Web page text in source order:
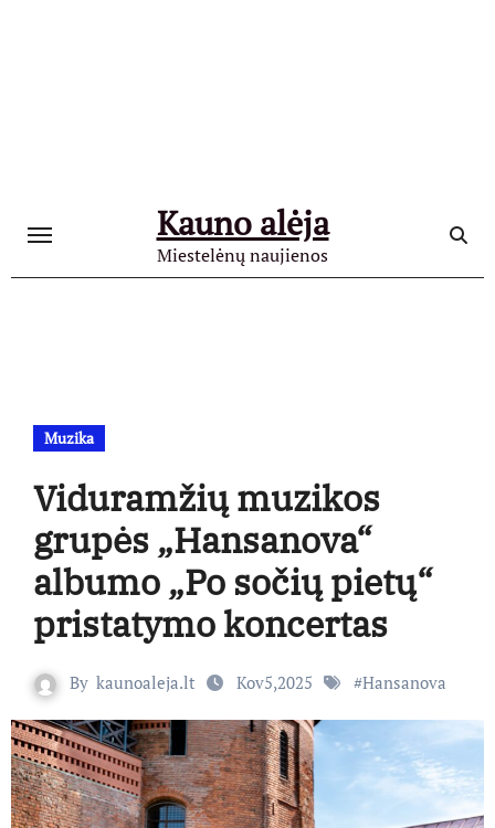
Kauno alėja
Miestelėnų naujienos
Muzika
Viduramžių muzikos
grupės „Hansanova“
albumo „Po sočių pietų“
pristatymo koncertas
By kaunoaleja.lt Kov5,2025 #Hansanova